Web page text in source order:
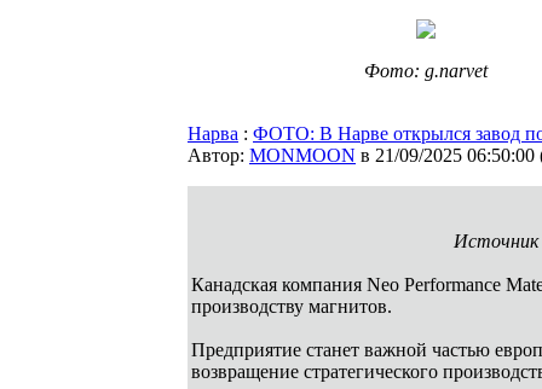
Фото: g.narvet
Нарва : ФОТО: В Нарве открылся завод
Автор: MONMOON в 21/09/2025 06:50:00
Источник
Канадская компания Neo Performance
производству магнитов.
Предприятие станет важной частью
возвращение стратегического